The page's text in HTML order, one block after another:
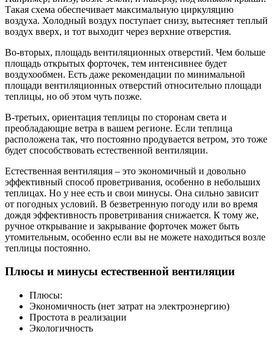
Такая схема обеспечивает максимальную циркуляцию
воздуха. Холодный воздух поступает снизу, вытесняет теплый
воздух вверх, и тот выходит через верхние отверстия.
Во-вторых, площадь вентиляционных отверстий. Чем больше
площадь открытых форточек, тем интенсивнее будет
воздухообмен. Есть даже рекомендации по минимальной
площади вентиляционных отверстий относительно площади
теплицы, но об этом чуть позже.
В-третьих, ориентация теплицы по сторонам света и
преобладающие ветра в вашем регионе. Если теплица
расположена так, что постоянно продувается ветром, это тоже
будет способствовать естественной вентиляции.
Естественная вентиляция – это экономичный и довольно
эффективный способ проветривания, особенно в небольших
теплицах. Но у нее есть и свои минусы. Она сильно зависит
от погодных условий. В безветренную погоду или во время
дождя эффективность проветривания снижается. К тому же,
ручное открывание и закрывание форточек может быть
утомительным, особенно если вы не можете находиться возле
теплицы постоянно.
Плюсы и минусы естественной вентиляции
Плюсы:
Экономичность (нет затрат на электроэнергию)
Простота в реализации
Экологичность